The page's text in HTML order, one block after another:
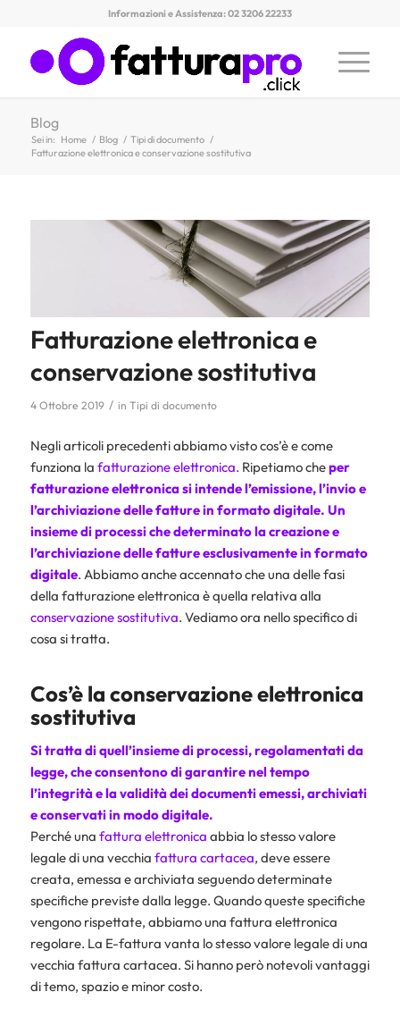
Informazioni e Assistenza: 02 3206 22233
Blog
Sei in: Home / Blog / Tipi di documento /
Fatturazione elettronica e conservazione sostitutiva
Fatturazione elettronica e
conservazione sostitutiva
4 Ottobre 2019 / in Tipi di documento
Negli articoli precedenti abbiamo visto cos’è e come
funziona la fatturazione elettronica. Ripetiamo cheper
fatturazione elettronica si intende l’emissione, l’invio e
l’archiviazione delle fatture in formato digitale. Un
insieme di processi che determinato la creazione e
l’archiviazione delle fatture esclusivamente in formato
digitale. Abbiamo anche accennato che una delle fasi
della fatturazione elettronica è quella relativa alla
conservazione sostitutiva. Vediamo ora nello specifico di
cosa si tratta.
Cos’è la conservazione elettronica
sostitutiva
Si tratta di quell’insieme di processi, regolamentati da
legge, che consentono di garantire nel tempo
l’integrità e la validità dei documenti emessi, archiviati
e conservati in modo digitale.
Perché una fattura elettronica abbia lo stesso valore
legale di una vecchia fattura cartacea, deve essere
creata, emessa e archiviata seguendo determinate
specifiche previste dalla legge. Quando queste specifiche
vengono rispettate, abbiamo una fattura elettronica
regolare. La E-fattura vanta lo stesso valore legale di una
vecchia fattura cartacea. Si hanno però notevoli vantaggi
di temo, spazio e minor costo.